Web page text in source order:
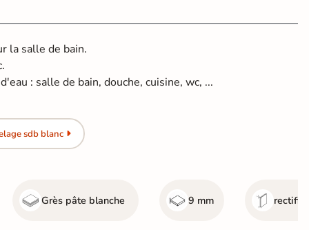
la salle de bain.
: salle de bain, douche, cuisine, wc, ...
sdb blanc
Grès pâte blanche 9 mm rectifié